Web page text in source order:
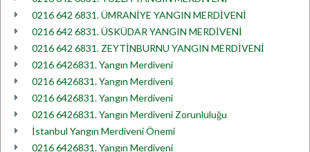
0216 642 6831. ÜMRANİYE YANGIN MERDİVENİ
0216 642 6831. ÜSKÜDAR YANGIN MERDİVENİ
0216 642 6831. ZEYTİNBURNU YANGIN MERDİVENİ
0216 6426831. Yangın Merdiveni
0216 6426831. Yangın Merdiveni
0216 6426831. Yangın Merdiveni
0216 6426831. Yangın Merdiveni Zorunluluğu
İstanbul Yangın Merdiveni Önemi
0216 6426831. Yangın Merdiveni